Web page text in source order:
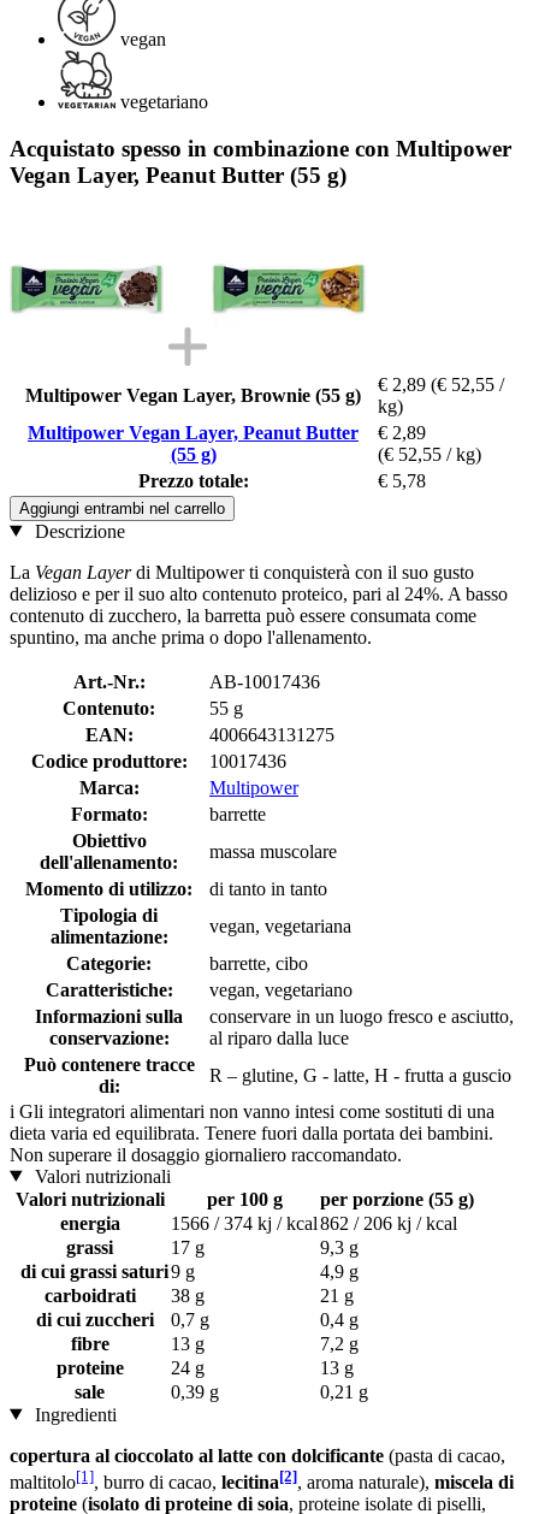
vegan
vegetariano
Acquistato spesso in combinazione con Multipower
Vegan Layer, Peanut Butter (55 g)
Multipower Vegan Layer, Brownie (55 g)
€ 2,89 (€ 52,55 /
kg)
Multipower Vegan Layer, Peanut Butter
(55 g)
€ 2,89
(€ 52,55 / kg)
Prezzo totale:
€ 5,78
Aggiungi entrambi nel carrello
Descrizione
La Vegan Layerdi Multipower ti conquisterà con il suo gusto
delizioso e per il suo alto contenuto proteico, pari al 24%. A basso
contenuto di zucchero, la barretta può essere consumata come
spuntino, ma anche prima o dopo l'allenamento.
Art.-Nr.:
AB-10017436
Contenuto:
55 g
EAN:
4006643131275
Codice produttore:
10017436
Marca:
Multipower
Formato:
barrette
Obiettivo
dell'allenamento:
massa muscolare
Momento di utilizzo:
di tanto in tanto
Tipologia di
alimentazione:
vegan, vegetariana
Categorie:
barrette, cibo
Caratteristiche:
vegan, vegetariano
Informazioni sulla
conservazione:
conservare in un luogo fresco e asciutto,
al riparo dalla luce
Può contenere tracce
di:
R – glutine, G - latte, H - frutta a guscio
i Gli integratori alimentari non vanno intesi come sostituti di una
dieta varia ed equilibrata. Tenere fuori dalla portata dei bambini.
Non superare il dosaggio giornaliero raccomandato.
Valori nutrizionali
Valori nutrizionali
per 100 g
per porzione (55 g)
energia
1566 / 374 kj / kcal862 / 206 kj / kcal
grassi
17 g
9,3 g
di cui grassi saturi9 g
4,9 g
carboidrati
38 g
21 g
di cui zuccheri
0,7 g
0,4 g
fibre
13 g
7,2 g
proteine
24 g
13 g
sale
0,39 g
0,21 g
Ingredienti
copertura al cioccolato al latte con dolcificante (pasta di cacao,
maltitolo[1], burro di cacao, lecitina[2], aroma naturale), miscela di
proteine (isolato di proteine ​​di soia, proteine isolate di piselli,